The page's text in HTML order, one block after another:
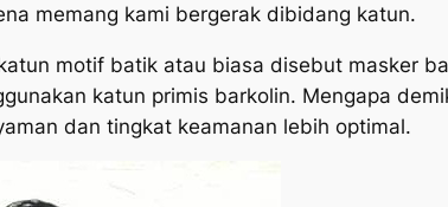
memang kami bergerak dibidang katun.
motif batik atau biasa disebut masker
katun primis barkolin. Mengapa
dan tingkat keamanan lebih optimal.